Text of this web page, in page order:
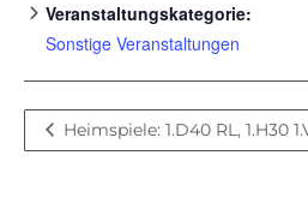
Veranstaltungskategorie:
Sonstige Veranstaltungen
Heimspiele: 1.D40 RL, 1.H30